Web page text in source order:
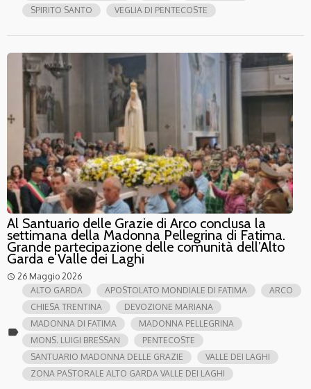
SPIRITO SANTO
VEGLIA DI PENTECOSTE
Al Santuario delle Grazie di Arco conclusa la
settimana della Madonna Pellegrina di Fatima.
Grande partecipazione delle comunità dell’Alto
Garda e Valle dei Laghi
access_time 26 Maggio 2026
label
ALTO GARDA APOSTOLATO MONDIALE DI FATIMA
ARCO
CHIESA TRENTINA
DEVOZIONE MARIANA
MADONNA DI FATIMA
MADONNA PELLEGRINA
MONS. LUIGI BRESSAN
PENTECOSTE
SANTUARIO MADONNA DELLE GRAZIE
VALLE DEI LAGHI
ZONA PASTORALE ALTO GARDA VALLE DEI LAGHI